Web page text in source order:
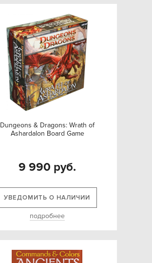
Dungeons & Dragons: Wrath of
Ashardalon Board Game
9 990 руб.
УВЕДОМИТЬ О НАЛИЧИИ
подробнее